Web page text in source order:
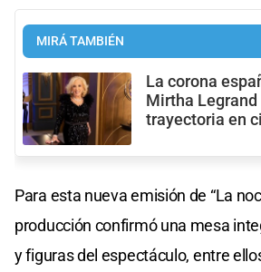
MIRÁ TAMBIÉN
La corona
Mirtha Legrand
trayectoria en
Para esta nueva emisión de “La
producción confirmó una mesa
y figuras del espectáculo, entre